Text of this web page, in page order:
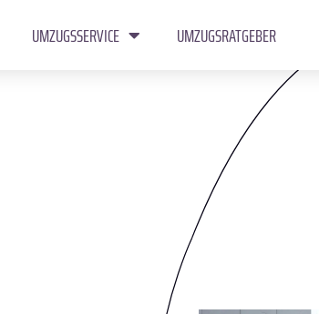
UMZUGSSERVICE UMZUGSRATGEBER